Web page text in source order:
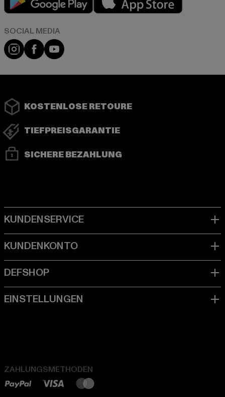
Instagram
FacebookYouTube
KOSTENLOSE RETOURE
TIEFPREISGARANTIE
SICHERE BEZAHLUNG
ZAHLUNGSMETHODEN